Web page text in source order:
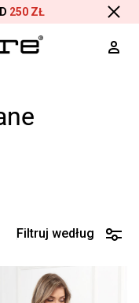
250 ZŁ
Filtruj według